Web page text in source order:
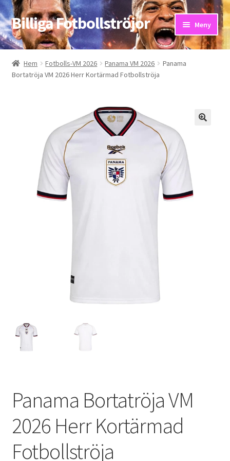
Hoppa
till
navigering
Hoppa
till
innehåll
Billiga Fotbollströjor Meny
Hem
Bloggar
Kontakta oss
Mitt konto
Hem Fotbolls-VM 2026 Panama VM 2026
Panama
Bortatröja VM 2026 Herr Kortärmad Fotbollströja
Panama Bortatröja VM
2026 Herr Kortärmad
Fotbollströja